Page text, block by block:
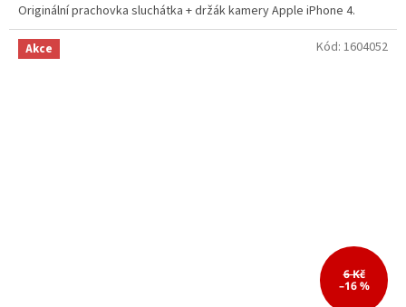
Originální prachovka sluchátka + držák kamery Apple iPhone 4.
Akce
6 Kč
–16 %
Kód: 1604052